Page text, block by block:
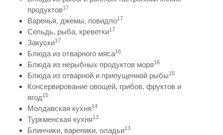
продуктов17
Варенья, джемы, повидло17
Сельдь, рыба, креветки17
Закуски17
Блюда из отварного мяса16
Блюда из нерыбных продуктов моря16
Блюда из отварной и припущенной рыбы15
Консервирование овощей, грибов, фруктов и
ягод15
Молдавская кухня14
Туркменская кухня13
Блинчики, вареники, оладьи13